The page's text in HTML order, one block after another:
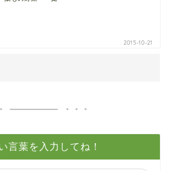
2015-10-21
言葉を入力してね！